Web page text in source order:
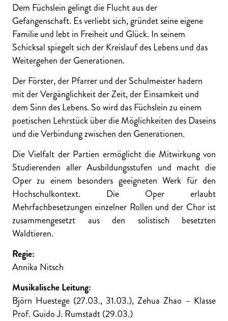
Dem Füchslein gelingt die Flucht aus der
Gefangenschaft. Es verliebt sich, gründet seine eigene
Familie und lebt in Freiheit und Glück. In seinem
Schicksal spiegelt sich der Kreislauf des Lebens und das
Weitergehen der Generationen.
Der Förster, der Pfarrer und der Schulmeister hadern
mit der Vergänglichkeit der Zeit, der Einsamkeit und
dem Sinn des Lebens. So wird das Füchslein zu einem
poetischen Lehrstück über die Möglichkeiten des Daseins
und die Verbindung zwischen den Generationen.
Die Vielfalt der Partien ermöglicht die Mitwirkung von
Studierenden aller Ausbildungsstufen und macht die
Oper zu einem besonders geeigneten Werk für den
Hochschulkontext. Die Oper erlaubt
Mehrfachbesetzungen einzelner Rollen und der Chor ist
zusammengesetzt aus den solistisch besetzten
Waldtieren.
Regie:
Annika Nitsch
Musikalische Leitung:
Björn Huestege (27.03., 31.03.), Zehua Zhao – Klasse
Prof. Guido J. Rumstadt (29.03.)